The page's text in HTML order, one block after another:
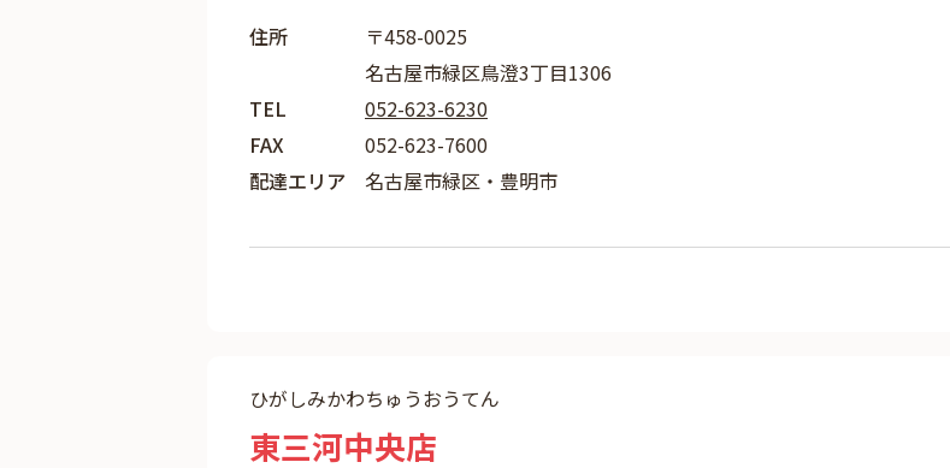
住所
〒458-0025
名古屋市緑区鳥澄3丁目1306
TEL
052-623-6230
FAX
052-623-7600
配達エリア
名古屋市緑区・豊明市
ひがしみかわちゅうおうてん
東三河中央店